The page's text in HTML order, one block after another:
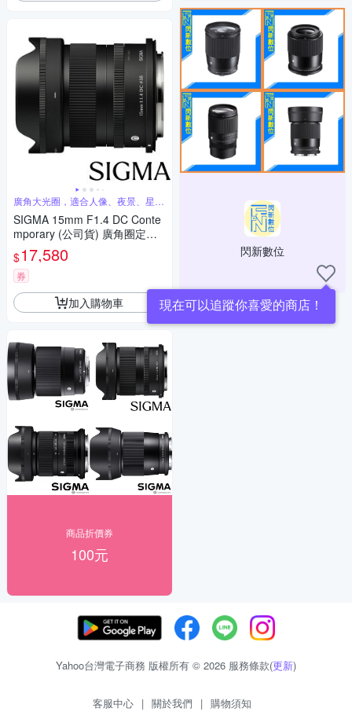
廣角大光圈，適合人像、夜景、星空
攝影
SIGMA 15mm F1.4 DC Conte
mporary (公司貨) 廣角圈定焦
鏡 星空鏡 人像鏡 APS-C 無反
微單眼專用鏡頭
$17,580
券
加入購物車
商品折價券
100元
閃新數位
現在可以追蹤你喜愛的商店！
Yahoo台灣電子商務 版權所有 © 2026 服務條款(更新)
客服中心 | 關於我們 | 購物須知